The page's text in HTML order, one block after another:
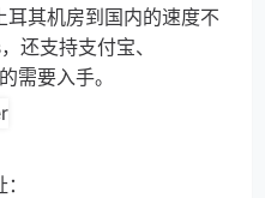
其机房到国内的速度不
还支持支付宝、
需要入手。